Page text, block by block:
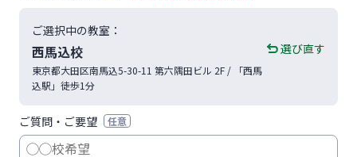
ご選択中の教室：
西馬込校
東京都大田区南馬込5-30-11 第六隅田ビル 2F / 「西馬
込駅」徒歩1分
選び直す
ご質問・ご要望 任意